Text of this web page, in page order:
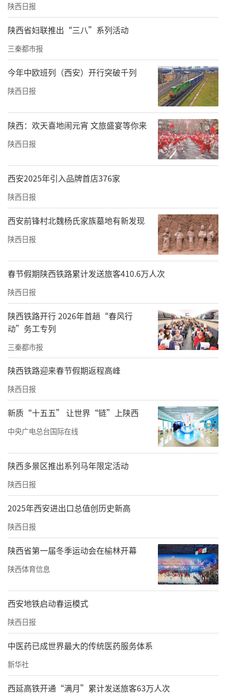
陕西日报
陕西省妇联推出“三八”系列活动
三秦都市报
今年中欧班列（西安）开行突破千列
陕西日报
陕西：欢天喜地闹元宵 文旅盛宴等你来
陕西日报
西安2025年引入品牌首店376家
陕西日报
西安前锋村北魏杨氏家族墓地有新发现
陕西日报
春节假期陕西铁路累计发送旅客410.6万人次
陕西日报
陕西铁路开行 2026年首趟“春风行
动”务工专列
三秦都市报
陕西铁路迎来春节假期返程高峰
陕西日报
新质“十五五” 让世界“链”上陕西
中央广电总台国际在线
陕西多景区推出系列马年限定活动
陕西日报
2025年西安进出口总值创历史新高
陕西日报
陕西省第一届冬季运动会在榆林开幕
陕西体育信息
西安地铁启动春运模式
陕西日报
中医药已成世界最大的传统医药服务体系
新华社
西延高铁开通“满月”累计发送旅客63万人次